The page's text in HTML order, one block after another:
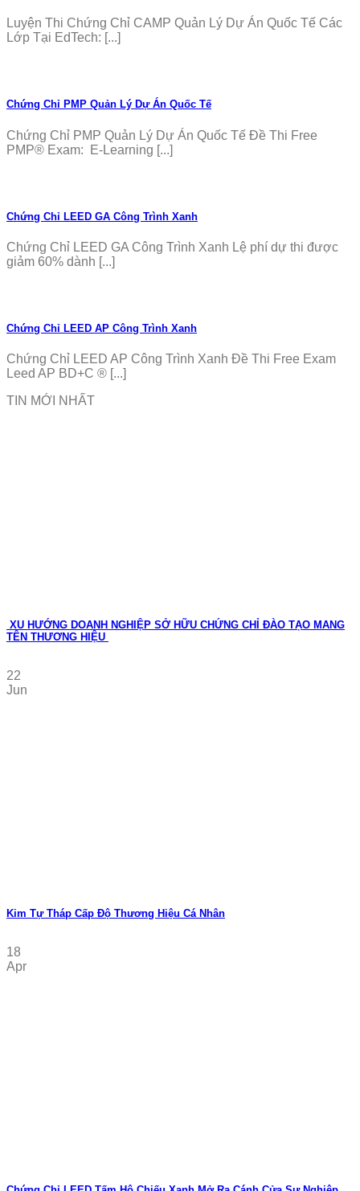
Luyện Thi Chứng Chỉ CAMP Quản Lý Dự Án Quốc Tế Các
Lớp Tại EdTech: [...]
Chứng Chỉ PMP Quản Lý Dự Án Quốc Tế
Chứng Chỉ PMP Quản Lý Dự Án Quốc Tế Đề Thi Free
PMP® Exam: E-Learning [...]
Chứng Chỉ LEED GA Công Trình Xanh
Chứng Chỉ LEED GA Công Trình Xanh Lệ phí dự thi được
giảm 60% dành [...]
Chứng Chỉ LEED AP Công Trình Xanh
Chứng Chỉ LEED AP Công Trình Xanh Đề Thi Free Exam
Leed AP BD+C ® [...]
TIN MỚI NHẤT
XU HƯỚNG DOANH NGHIỆP SỞ HỮU CHỨNG CHỈ ĐÀO TẠO MANG
TÊN THƯƠNG HIỆU
22
Jun
Kim Tự Tháp Cấp Độ Thương Hiệu Cá Nhân
18
Apr